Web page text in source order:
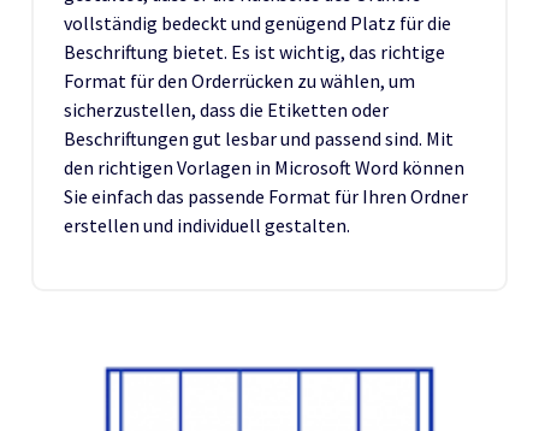
vollständig bedeckt und genügend Platz für die
Beschriftung bietet. Es ist wichtig, das richtige
Format für den Orderrücken zu wählen, um
sicherzustellen, dass die Etiketten oder
Beschriftungen gut lesbar und passend sind. Mit
den richtigen Vorlagen in Microsoft Word können
Sie einfach das passende Format für Ihren Ordner
erstellen und individuell gestalten.